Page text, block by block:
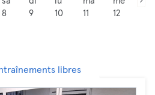
8
9
10
11
12
libres